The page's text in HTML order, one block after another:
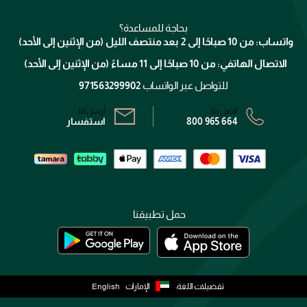
الإرجاع
برنامج الولاء ميوز
الشروط و الأحكام
سياسة الخصوصية
بحاجة للمساعدة؟
واتساب: من 10 صباحًا إلى 2 بعد منتصف الليل (من الإثنين إلى الأحد)
الاتصال الهاتفي: من 10 صباحًا إلى 11 مساءً (من الإثنين إلى الأحد)
للتواصل عبر الواتساب 971563299902
اتصل بنا:
800 965 664
أرسل لنا:
استفسار
حمل تطبيقنا
تفضيلات اللغة: الإمارات English